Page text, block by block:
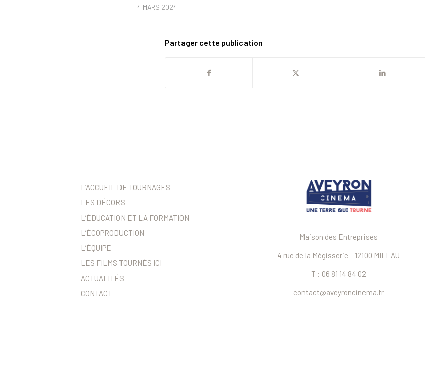
4 MARS 2024
Partager cette publication
L’ACCUEIL DE TOURNAGES
LES DÉCORS
L’ÉDUCATION ET LA FORMATION
L’ÉCOPRODUCTION
L’ÉQUIPE
LES FILMS TOURNÉS ICI
ACTUALITÉS
CONTACT
Maison des Entreprises
4 rue de la Mégisserie – 12100 MILLAU
T : 06 81 14 84 02
contact@aveyroncinema.fr